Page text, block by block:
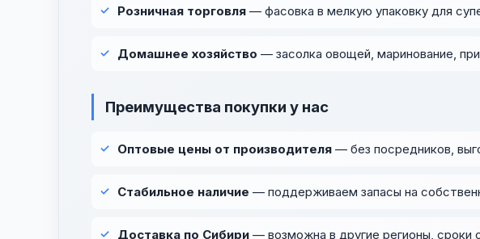
Розничная торговля — фасовка в мелкую упаковку для
Домашнее хозяйство — засолка овощей, маринование,
Преимущества покупки у нас
Оптовые цены от производителя — без посредников,
Стабильное наличие — поддерживаем запасы на
Доставка по Сибири — возможна в другие регионы, сроки